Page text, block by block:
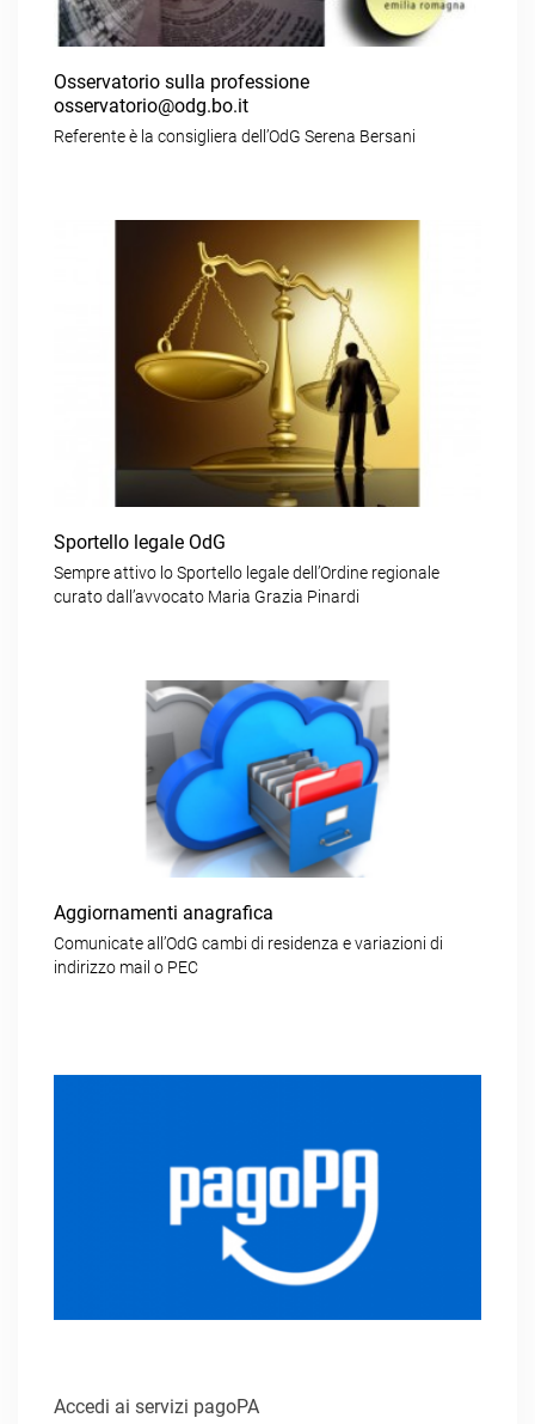
Osservatorio sulla professione
osservatorio@odg.bo.it
Referente è la consigliera dell’OdG Serena Bersani
Sportello legale OdG
Sempre attivo lo Sportello legale dell’Ordine regionale
curato dall’avvocato Maria Grazia Pinardi
Aggiornamenti anagrafica
Comunicate all’OdG cambi di residenza e variazioni di
indirizzo mail o PEC
Accedi ai servizi pagoPA